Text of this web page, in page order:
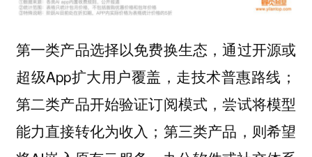
第一类产品选择以免费换生态，通过开源或
超级App扩大用户覆盖，走技术普惠路线；
第二类产品开始验证订阅模式，尝试将模型
能力直接转化为收入；第三类产品，则希望